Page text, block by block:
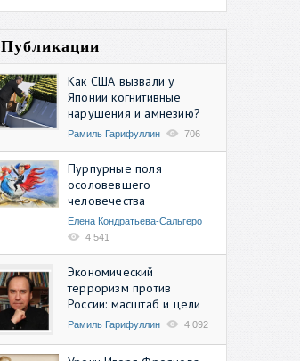
Публикации
Как США вызвали у
Японии когнитивные
нарушения и амнезию?
Рамиль Гарифуллин 706
Пурпурные поля
осоловевшего
человечества
Елена Кондратьева-Сальгеро
4 541
Экономический
терроризм против
России: масштаб и цели
Рамиль Гарифуллин 4 092